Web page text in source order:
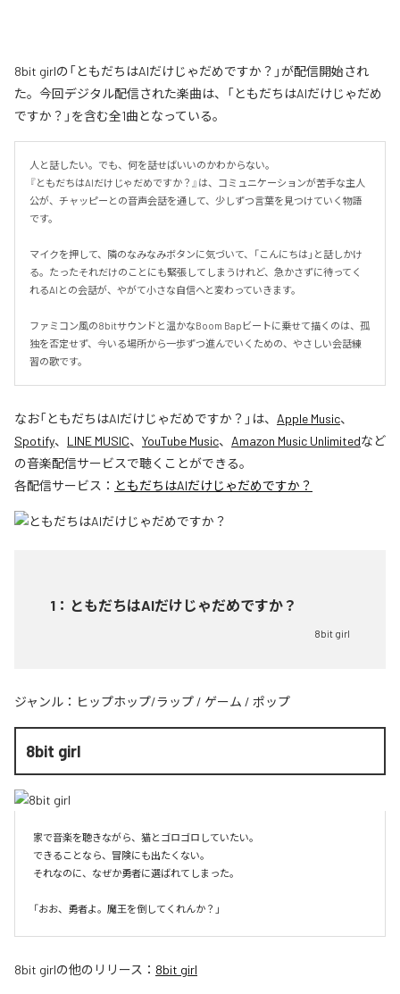
8bit girlの「ともだちはAIだけじゃだめですか？」が配信開始され
た。今回デジタル配信された楽曲は、「ともだちはAIだけじゃだめ
ですか？」を含む全1曲となっている。
人と話したい。でも、何を話せばいいのかわからない。
『ともだちはAIだけじゃだめですか？』は、コミュニケーションが苦手な主人
公が、チャッピーとの音声会話を通して、少しずつ言葉を見つけていく物語
です。
マイクを押して、隣のなみなみボタンに気づいて、「こんにちは」と話しかけ
る。たったそれだけのことにも緊張してしまうけれど、急かさずに待ってく
れるAIとの会話が、やがて小さな自信へと変わっていきます。
ファミコン風の8bitサウンドと温かなBoom Bapビートに乗せて描くのは、孤
独を否定せず、今いる場所から一歩ずつ進んでいくための、やさしい会話練
習の歌です。
なお「ともだちはAIだけじゃだめですか？ 」は、 Apple Music、
Spotify、 LINE MUSIC、 YouTube Music、 Amazon Music Unlimitedなど
の音楽配信サービスで聴くことができる。
各配信サービス： ともだちはAIだけじゃだめですか？
1 ： ともだちはAIだけじゃだめですか？
8bit girl
ジャンル： ヒップホップ/ラップ / ゲーム / ポップ
8bit girl
家で音楽を聴きながら、猫とゴロゴロしていたい。
できることなら、冒険にも出たくない。
それなのに、なぜか勇者に選ばれてしまった。
8bit girlの他のリリース： 8bit girl